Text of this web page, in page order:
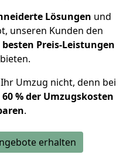
Lösungen und
unseren Kunden den
besten Preis-Leistungen
Umzug nicht, denn bei
60 % der Umzugskosten
.
erhalten